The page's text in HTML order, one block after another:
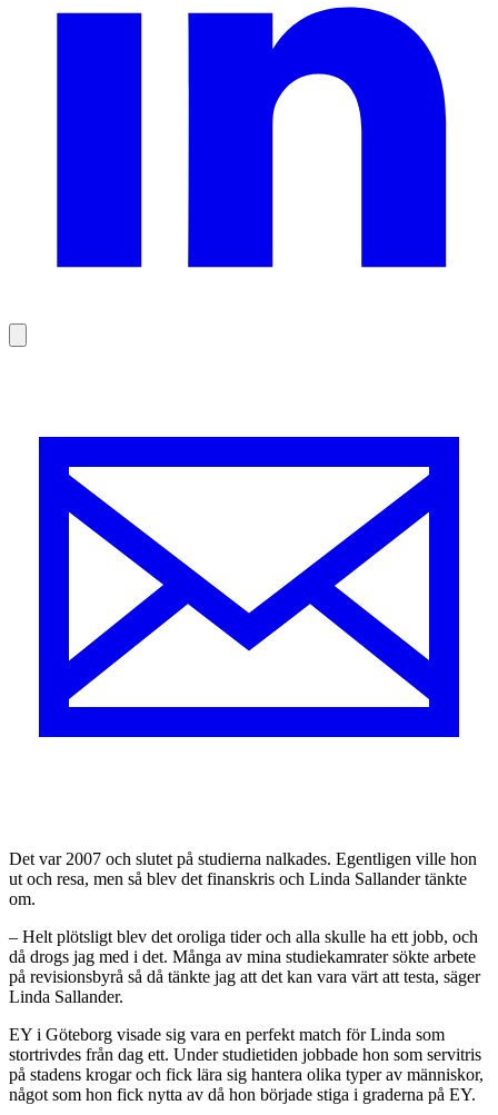
Det var 2007 och slutet på studierna nalkades. Egentligen ville hon
ut och resa, men så blev det finanskris och Linda Sallander tänkte
om.
– Helt plötsligt blev det oroliga tider och alla skulle ha ett jobb, och
då drogs jag med i det. Många av mina studiekamrater sökte arbete
på revisionsbyrå så då tänkte jag att det kan vara värt att testa, säger
Linda Sallander.
EY i Göteborg visade sig vara en perfekt match för Linda som
stortrivdes från dag ett. Under studietiden jobbade hon som servitris
på stadens krogar och fick lära sig hantera olika typer av människor,
något som hon fick nytta av då hon började stiga i graderna på EY.